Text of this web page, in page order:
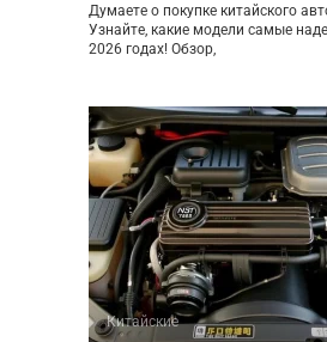
Думаете о покупке китайского
Узнайте, какие модели самые
2026 годах! Обзор,
Китайские